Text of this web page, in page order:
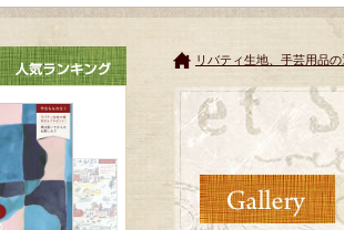
リバティ生地、手芸用品